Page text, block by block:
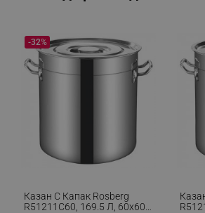
Казан С Капак Rosberg
R51211C60, 169.5 Л, 60х60
-32%